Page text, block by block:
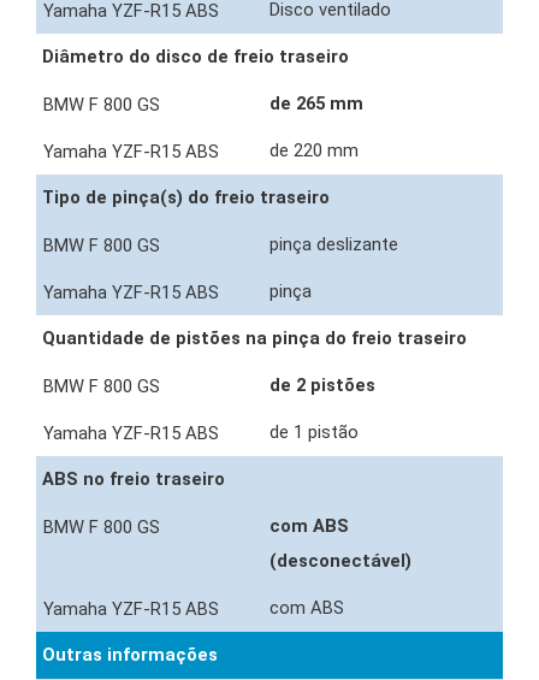
Disco ventilado
Diâmetro do disco de freio traseiro
de 265 mm
de 220 mm
Tipo de pinça(s) do freio traseiro
pinça deslizante
pinça
Quantidade de pistões na pinça do freio traseiro
de 2 pistões
de 1 pistão
ABS no freio traseiro
com ABS
(desconectável)
com ABS
Outras informações